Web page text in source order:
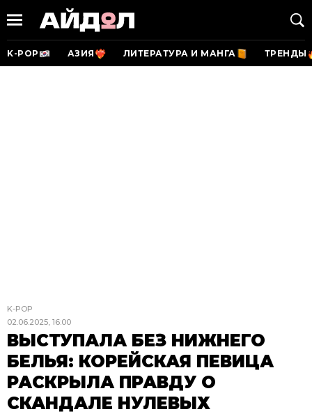
K-POP АЗИЯ ЛИТЕРАТУРА И МАНГА ТРЕНДЫ
K-POP
02.06.2025, 16:00
ВЫСТУПАЛА БЕЗ НИЖНЕГО
БЕЛЬЯ: КОРЕЙСКАЯ ПЕВИЦА
РАСКРЫЛА ПРАВДУ О
СКАНДАЛЕ НУЛЕВЫХ